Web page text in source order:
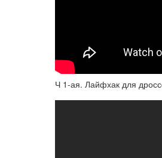
Ч 1-ая. Лайфхак для